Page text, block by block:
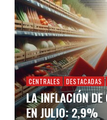
CENTRALES DESTACADAS
LA INFLACIÓN DE
EN JULIO: 2,9%